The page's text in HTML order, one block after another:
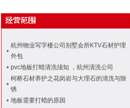
杭州物业写字楼公司别墅会所KTV石材护理
外包
pvc地板打蜡清洗须知 ，杭州清洗公司
柯桥石材养护之花岗岩与大理石的清洗与除
锈
地板需要打蜡的原因